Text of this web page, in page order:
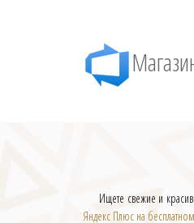
Ищете свежие и
Яндекс Плюс на